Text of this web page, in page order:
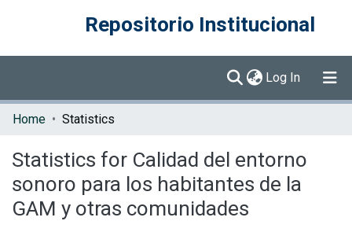
Repositorio Institucional
Log In (current)
Communities & Collections
Home Statistics
Statistics for Calidad del entorno
sonoro para los habitantes de la
GAM y otras comunidades